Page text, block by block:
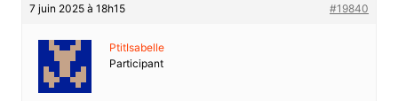
7 juin 2025 à 18h15 #19840
PtitIsabelle
Participant